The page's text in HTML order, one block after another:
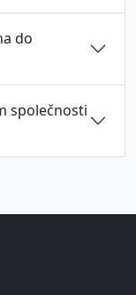
do
společnosti